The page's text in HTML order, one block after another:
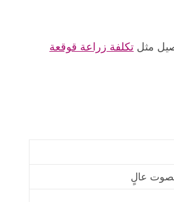
مثل تكلفة زراعة قوقعة
بصوت عالٍ